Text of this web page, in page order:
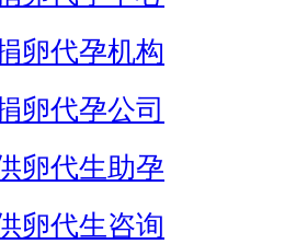
卵代孕机构
卵代孕公司
卵代生助孕
卵代生咨询